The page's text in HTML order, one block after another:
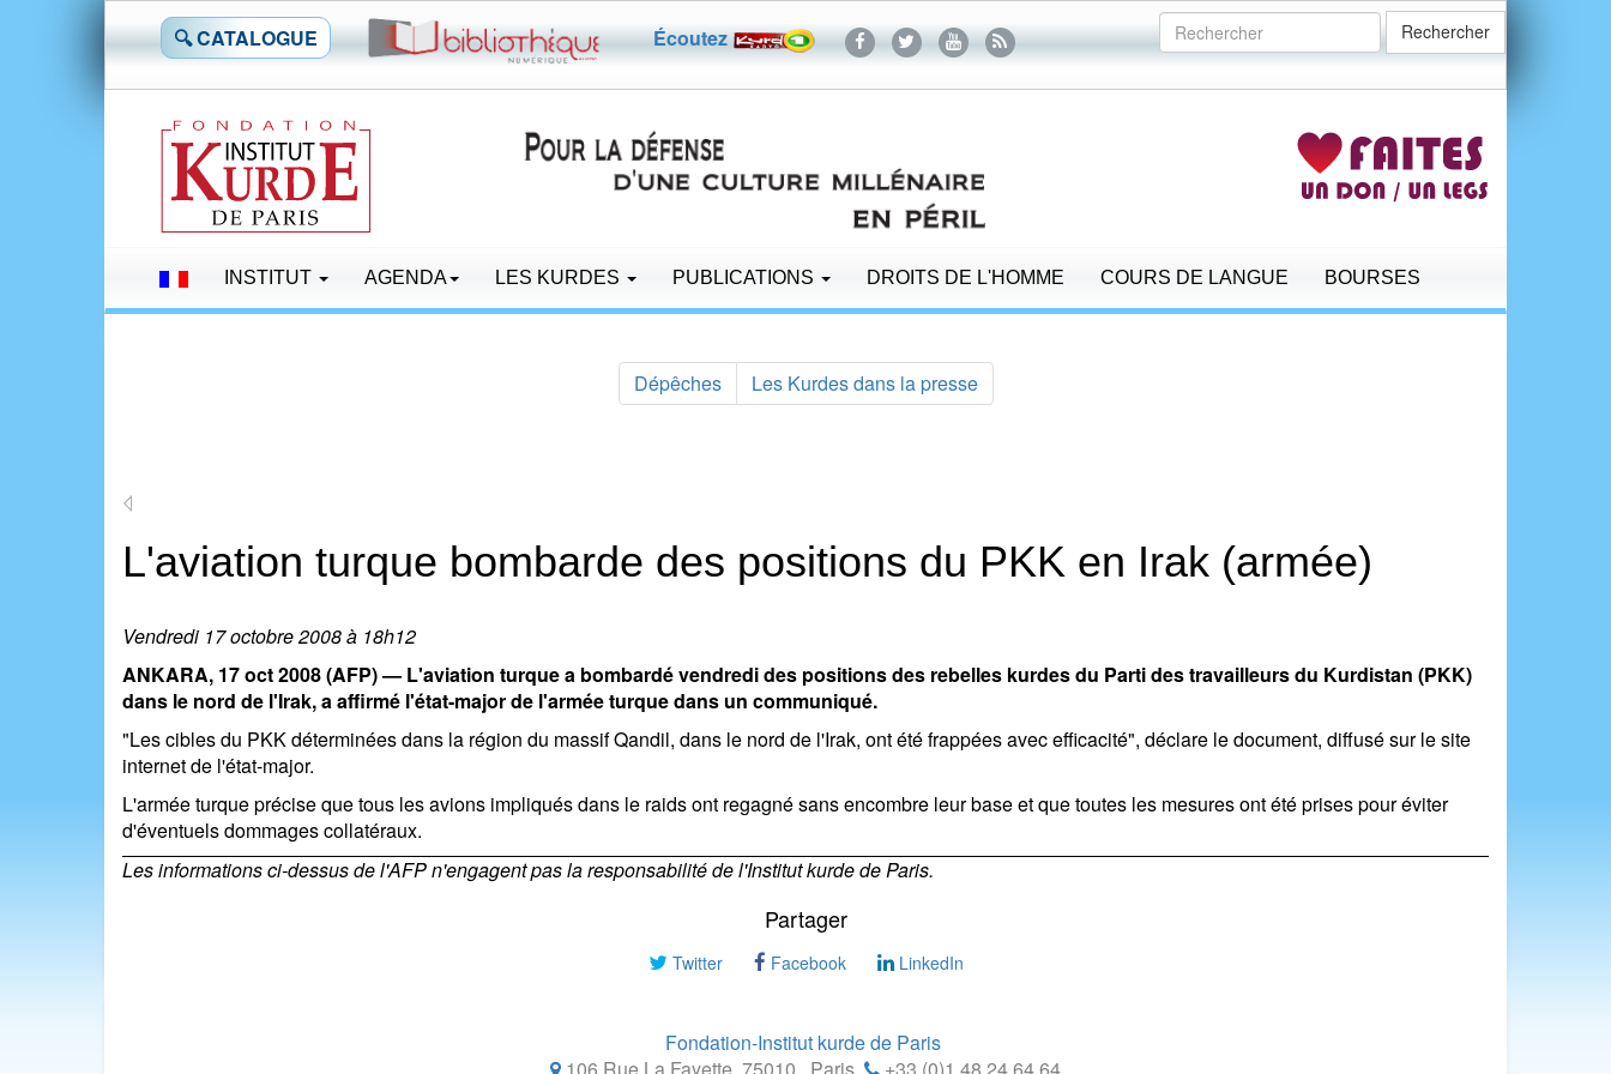
🔍 CATALOGUE Écoutez Rechercher
INSTITUT AGENDA LES KURDES PUBLICATIONS DROITS DE L'HOMME COURS DE LANGUE BOURSES
Dépêches Les Kurdes dans la presse
L'aviation turque bombarde des positions du PKK en Irak (armée)
Vendredi 17 octobre 2008 à 18h12
ANKARA, 17 oct 2008 (AFP) — L'aviation turque a bombardé vendredi des positions des rebelles kurdes du Parti des travailleurs du Kurdistan (PKK)
dans le nord de l'Irak, a affirmé l'état-major de l'armée turque dans un communiqué.
"Les cibles du PKK déterminées dans la région du massif Qandil, dans le nord de l'Irak, ont été frappées avec efficacité", déclare le document, diffusé sur le site
internet de l'état-major.
L'armée turque précise que tous les avions impliqués dans le raids ont regagné sans encombre leur base et que toutes les mesures ont été prises pour éviter
d'éventuels dommages collatéraux.
Les informations ci-dessus de l'AFP n'engagent pas la responsabilité de l'Institut kurde de Paris.
Partager
Twitter Facebook LinkedIn
Fondation-Institut kurde de Paris
106 Rue La Fayette, 75010
Paris +33 (0)1 48 24 64 64